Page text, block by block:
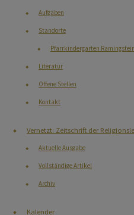
Aufgaben
Standorte
Pfarrkindergarten Ramingstein
Literatur
Offene Stellen
Kontakt
Vernetzt: Zeitschrift der
Aktuelle Ausgabe
Vollständige Artikel
Archiv
Kalender